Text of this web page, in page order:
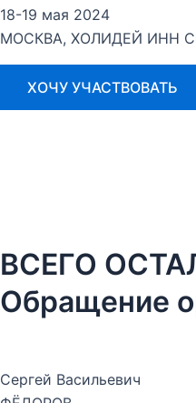
18-19 мая 2024
МОСКВА, ХОЛИДЕЙ ИНН
ХОЧУ УЧАСТВОВАТЬ
ВСЕГО
Обращение
Сергей Васильевич